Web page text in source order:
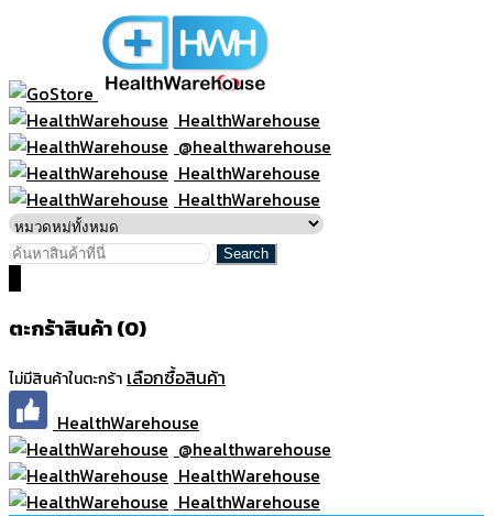
HealthWarehouse
@healthwarehouse
HealthWarehouse
HealthWarehouse
ตะกร้าสินค้า (0)
ไม่มีสินค้าในตะกร้า เลือกซื้อสินค้า
HealthWarehouse
@healthwarehouse
HealthWarehouse
HealthWarehouse